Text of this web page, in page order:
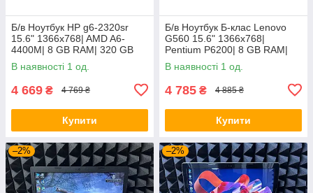
Б/в Ноутбук HP g6-2320sr
15.6" 1366x768| AMD A6-
4400M| 8 GB RAM| 320 GB
HDD| Radeon HD 7520G
В наявності 1 од.
4 669 ₴ 4 769 ₴
Купити
Б/в Ноутбук Б-клас Lenovo
G560 15.6" 1366x768|
Pentium P6200| 8 GB RAM|
120 GB SSD| HD
В наявності 1 од.
4 785 ₴ 4 885 ₴
Купити
–2% –2%